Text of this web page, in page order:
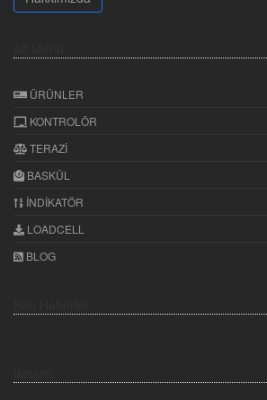
ÜRÜNLER
KONTROLÖR
TERAZI
BASKÜL
İNDIKATÖR
LOADCELL
BLOG